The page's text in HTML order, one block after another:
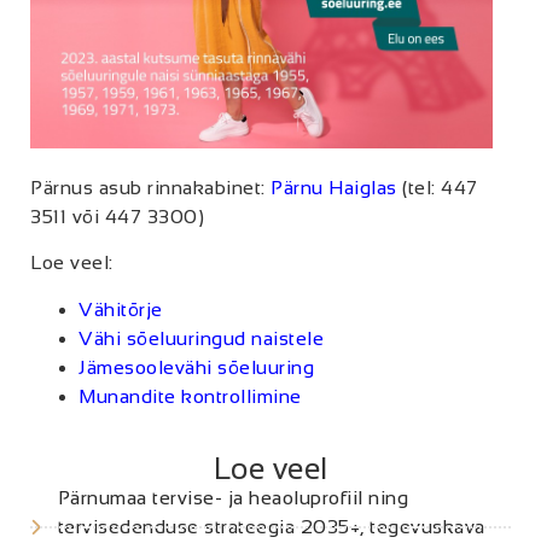
Pärnus asub rinnakabinet: Pärnu Haiglas (tel: 447
3511 või 447 3300)
Loe veel:
Vähitõrje
Vähi sõeluuringud naistele
Jämesoolevähi sõeluuring
Munandite kontrollimine
Loe veel
Pärnumaa tervise- ja heaoluprofiil ning
tervisedenduse strateegia 2035+, tegevuskava